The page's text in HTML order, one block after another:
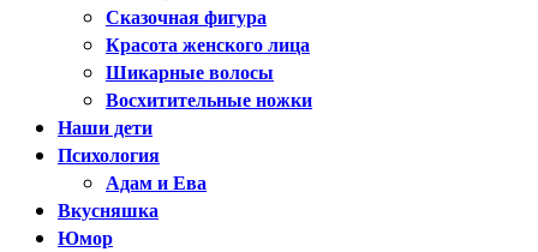
Сказочная фигура
Красота женского лица
Шикарные волосы
Восхитительные ножки
Наши дети
Психология
Адам и Ева
Вкусняшка
Юмор